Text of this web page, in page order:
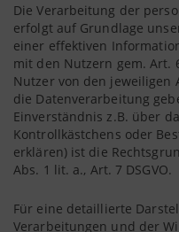
Die Verarbeitung der
erfolgt auf Grundlage
einer effektiven
mit den Nutzern gem. Art.
Nutzer von den
die Datenverarbeitung
Einverständnis z.B. über
Kontrollkästchens oder
erklären) ist die
Abs. 1 lit. a., Art. 7 DSGVO.
Für eine detaillierte
Verarbeitungen und der